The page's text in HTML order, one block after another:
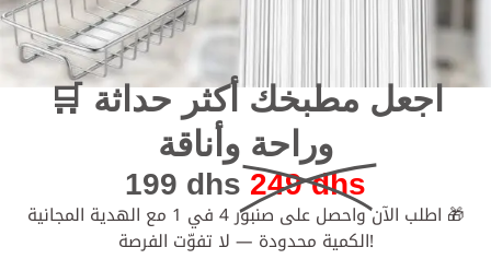
🛒 اجعل مطبخك أكثر حداثة
وراحة وأناقة
199 dhs 249 dhs
اطلب الآن واحصل على صنبور 4 في 1 مع الهدية المجانية 🎁
الكمية محدودة — لا تفوّت الفرصة!